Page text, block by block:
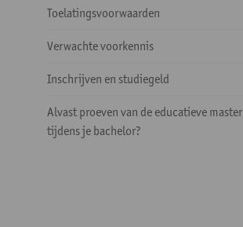
Toelatingsvoorwaarden
Verwachte voorkennis
Inschrijven en studiegeld
Alvast proeven van de educatieve master
tijdens je bachelor?